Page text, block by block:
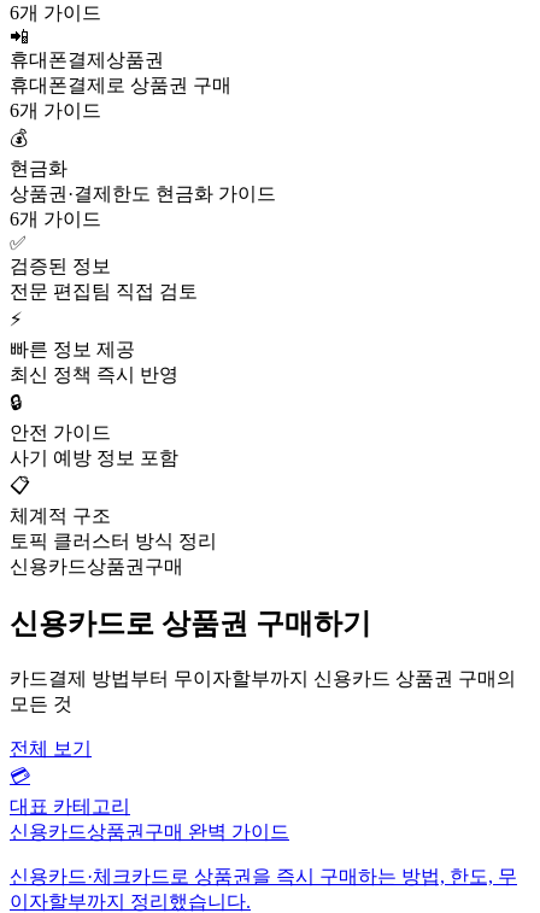
6개 가이드
📲
휴대폰결제상품권
휴대폰결제로 상품권 구매
6개 가이드
💰
현금화
상품권·결제한도 현금화 가이드
6개 가이드
✅
검증된 정보
전문 편집팀 직접 검토
⚡
빠른 정보 제공
최신 정책 즉시 반영
🔒
안전 가이드
사기 예방 정보 포함
📋
체계적 구조
토픽 클러스터 방식 정리
신용카드상품권구매
신용카드로 상품권 구매하기
카드결제 방법부터 무이자할부까지 신용카드 상품권 구매의
모든 것
전체 보기
💳
대표 카테고리
신용카드상품권구매 완벽 가이드
신용카드·체크카드로 상품권을 즉시 구매하는 방법, 한도, 무
이자할부까지 정리했습니다.